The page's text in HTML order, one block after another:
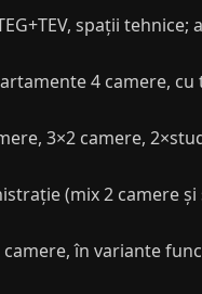
spații tehnice;
4 camere, cu
3×2 camere,
(mix 2 camere
în variante